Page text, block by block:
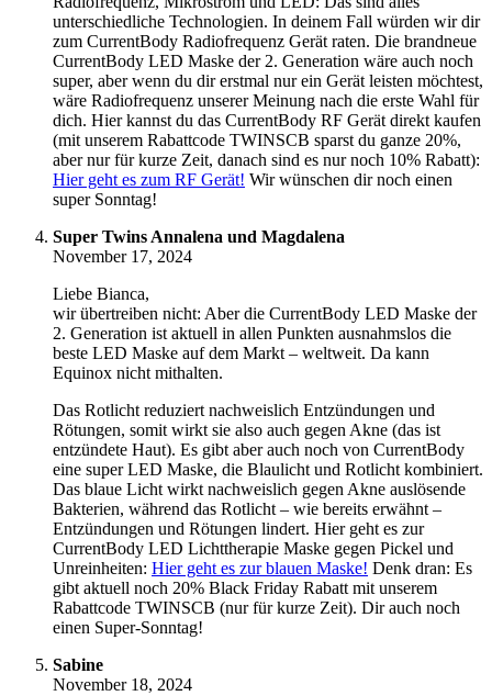
unterschiedliche Technologien. In deinem Fall würden wir dir
zum CurrentBody Radiofrequenz Gerät raten. Die brandneue
CurrentBody LED Maske der 2. Generation wäre auch noch
super, aber wenn du dir erstmal nur ein Gerät leisten möchtest,
wäre Radiofrequenz unserer Meinung nach die erste Wahl für
dich. Hier kannst du das CurrentBody RF Gerät direkt kaufen
(mit unserem Rabattcode TWINSCB sparst du ganze 20%,
aber nur für kurze Zeit, danach sind es nur noch 10% Rabatt):
Hier geht es zum RF Gerät! Wir wünschen dir noch einen
super Sonntag!
Super Twins Annalena und Magdalena
November 17, 2024
Liebe Bianca,
wir übertreiben nicht: Aber die CurrentBody LED Maske der
2. Generation ist aktuell in allen Punkten ausnahmslos die
beste LED Maske auf dem Markt – weltweit. Da kann
Equinox nicht mithalten.
Das Rotlicht reduziert nachweislich Entzündungen und
Rötungen, somit wirkt sie also auch gegen Akne (das ist
entzündete Haut). Es gibt aber auch noch von CurrentBody
eine super LED Maske, die Blaulicht und Rotlicht kombiniert.
Das blaue Licht wirkt nachweislich gegen Akne auslösende
Bakterien, während das Rotlicht – wie bereits erwähnt –
Entzündungen und Rötungen lindert. Hier geht es zur
CurrentBody LED Lichttherapie Maske gegen Pickel und
Unreinheiten: Hier geht es zur blauen Maske! Denk dran: Es
gibt aktuell noch 20% Black Friday Rabatt mit unserem
Rabattcode TWINSCB (nur für kurze Zeit). Dir auch noch
einen Super-Sonntag!
Sabine
November 18, 2024